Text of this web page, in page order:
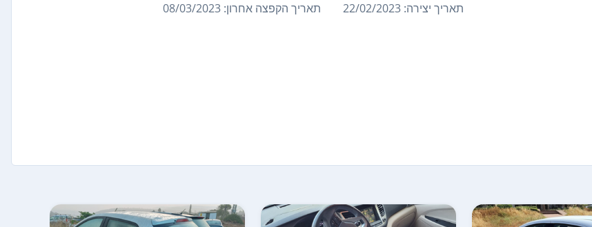
תאריך יצירה: 22/02/2023 תאריך הקפצה אחרון: 08/03/2023